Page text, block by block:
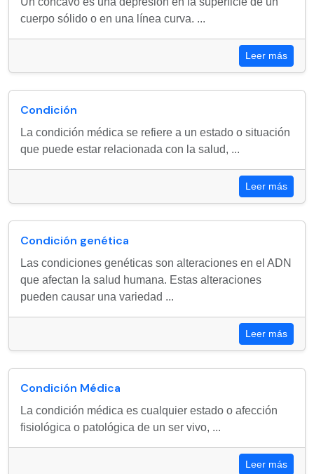
cuerpo sólido o en una línea curva. ...
Leer más
Condición
La condición médica se refiere a un estado o situación
que puede estar relacionada con la salud, ...
Leer más
Condición genética
Las condiciones genéticas son alteraciones en el ADN
que afectan la salud humana. Estas alteraciones
pueden causar una variedad ...
Leer más
Condición Médica
La condición médica es cualquier estado o afección
fisiológica o patológica de un ser vivo, ...
Leer más